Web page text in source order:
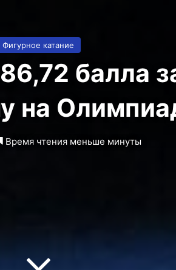
Фигурное катание
балла
на
Время чтения меньше минуты